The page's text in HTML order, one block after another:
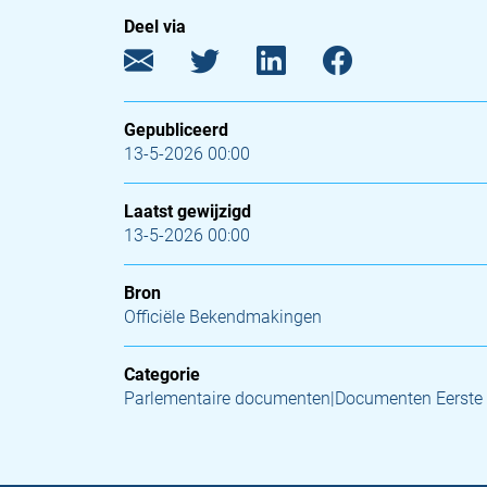
Deel via
Gepubliceerd
13-5-2026 00:00
Laatst gewijzigd
13-5-2026 00:00
Bron
Officiële Bekendmakingen
Categorie
Parlementaire documenten|Documenten